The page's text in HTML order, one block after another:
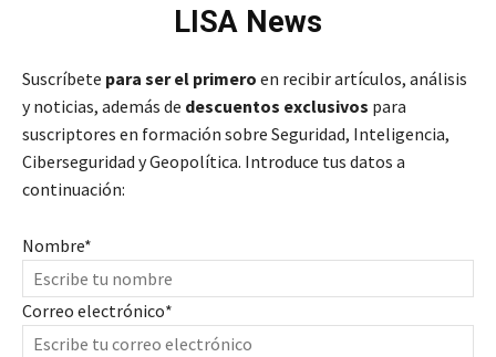
LISA News
Suscríbete para ser el primero en recibir artículos, análisis
y noticias, además de descuentos exclusivos para
suscriptores en formación sobre Seguridad, Inteligencia,
Ciberseguridad y Geopolítica. Introduce tus datos a
continuación:
Nombre*
Correo electrónico*